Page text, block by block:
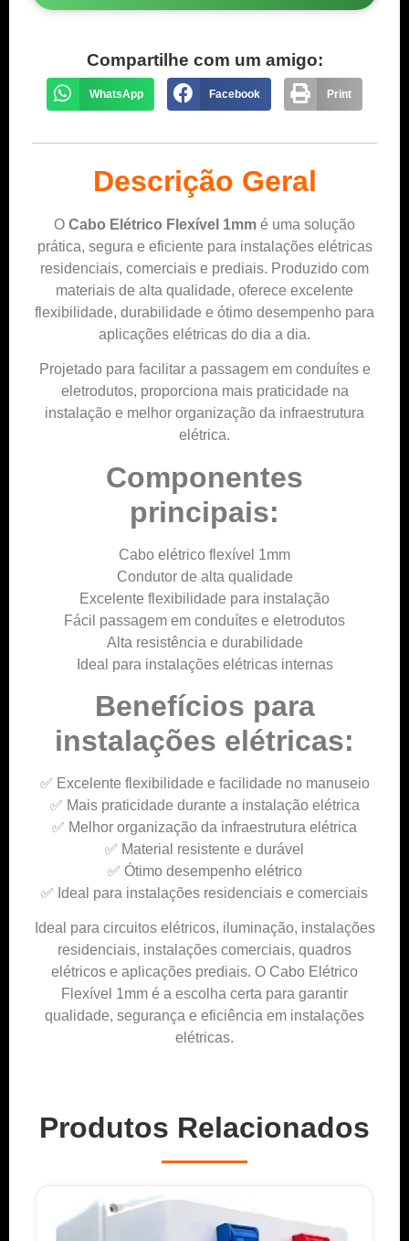
Compartilhe com um amigo:
WhatsApp Facebook Print
Descrição Geral
O Cabo Elétrico Flexível 1mm é uma solução
prática, segura e eficiente para instalações elétricas
residenciais, comerciais e prediais. Produzido com
materiais de alta qualidade, oferece excelente
flexibilidade, durabilidade e ótimo desempenho para
aplicações elétricas do dia a dia.
Projetado para facilitar a passagem em conduítes e
eletrodutos, proporciona mais praticidade na
instalação e melhor organização da infraestrutura
elétrica.
Componentes
principais:
Cabo elétrico flexível 1mm
Condutor de alta qualidade
Excelente flexibilidade para instalação
Fácil passagem em conduítes e eletrodutos
Alta resistência e durabilidade
Ideal para instalações elétricas internas
Benefícios para
instalações elétricas:
✅ Excelente flexibilidade e facilidade no manuseio
✅ Mais praticidade durante a instalação elétrica
✅ Melhor organização da infraestrutura elétrica
✅ Material resistente e durável
✅ Ótimo desempenho elétrico
✅ Ideal para instalações residenciais e comerciais
Ideal para circuitos elétricos, iluminação, instalações
residenciais, instalações comerciais, quadros
elétricos e aplicações prediais. O Cabo Elétrico
Flexível 1mm é a escolha certa para garantir
qualidade, segurança e eficiência em instalações
elétricas.
Produtos Relacionados